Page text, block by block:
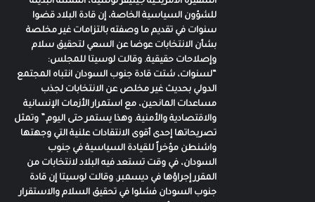
للشؤون السياسية الخاصة، إن قادة البلاد قضوا
سنوات في تقديم ما وصفته بالتزامات غير مخلصة
بشأن الانتخابات عوضا عن السعي لتحقيق سلام
وإصلاحات حقيقية. وقالت لوسيتا للمجلس:
“لسنوات، شتت قادة جنوب السودان انتباه المجتمع
الدولي بحديث غير مخلص عن الانتخابات لجذب
مساعدات المانحين، مع استمرار الأزمات الإنسانية
والاقتصادية والأمنية. وهذا يستمر حتى اليوم.” وتمثل
تصريحاتها إحدى أقوى الانتقادات علنية التي وجهتها
واشنطن مؤخراً للقيادة السياسية في جنوب
السودان، في وقت تستعد فيه البلاد لانتخابات من
المقرر إجراؤها في ديسمبر. وقالت لوسيتا إن قادة
جنوب السودان فشلوا في تحقيق السلام والاستقرار